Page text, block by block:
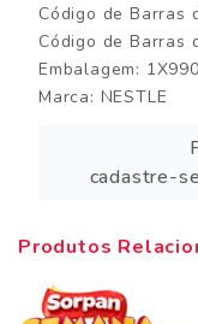
Código de Barras
Código de Barras
Embalagem:
Marca: NESTLE
cadastre-
Produtos